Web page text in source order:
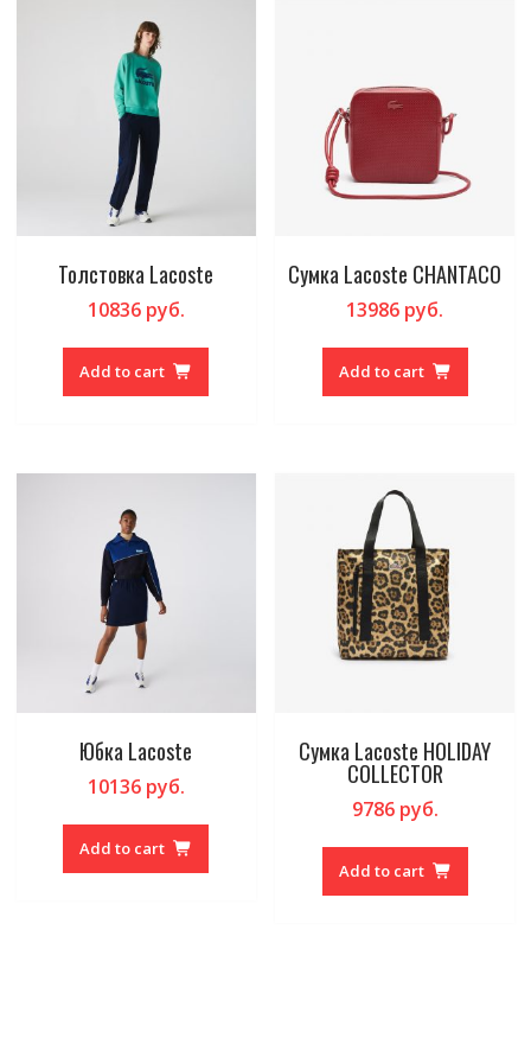
Толстовка Lacoste
10836руб.
Add to cart
Сумка Lacoste CHANTACO
13986 руб.
Add to cart
Юбка Lacoste
10136руб.
Add to cart
Сумка Lacoste HOLIDAY
COLLECTOR
9786руб.
Add to cart